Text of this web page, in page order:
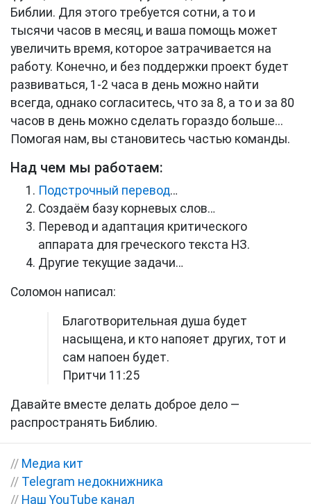
Библии. Для этого требуется сотни, а то и
тысячи часов в месяц, и ваша помощь может
увеличить время, которое затрачивается на
работу. Конечно, и без поддержки проект будет
развиваться, 1-2 часа в день можно найти
всегда, однако согласитесь, что за 8, а то и за 80
часов в день можно сделать гораздо больше...
Помогая нам, вы становитесь частью команды.
Над чем мы работаем:
Подстрочный перевод…
Создаём базу корневых слов…
Перевод и адаптация критического
аппарата для греческого текста НЗ.
Другие текущие задачи…
Соломон написал:
Благотворительная душа будет
насыщена, и кто напояет других, тот и
сам напоен будет.
Притчи 11:25
Давайте вместе делать доброе дело —
распространять Библию.
// Медиа кит
// Telegram недокнижника
// Наш YouTube канал